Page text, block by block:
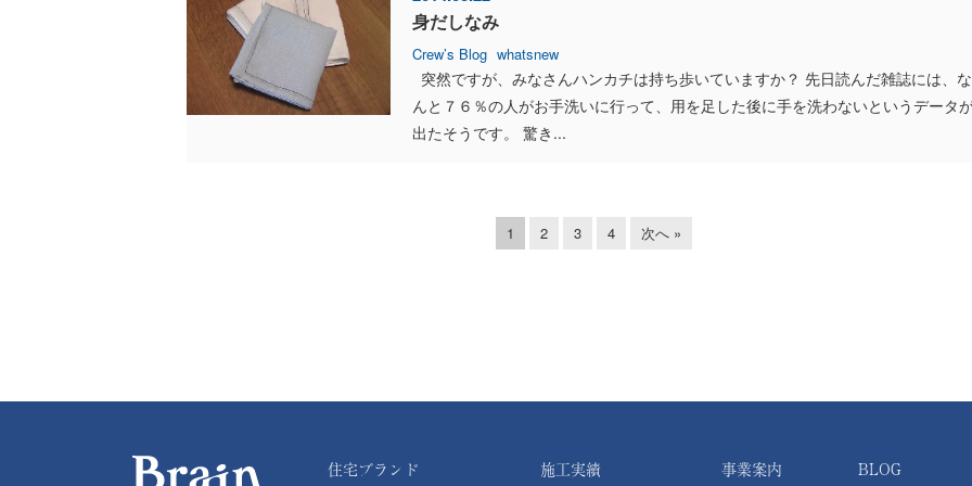
身だしなみ
Crew’s Blog whatsnew
突然ですが、みなさんハンカチは持ち歩いていますか？ 先日読んだ雑誌には、な
んと７６％の人がお手洗いに行って、用を足した後に手を洗わないというデータ
出たそうです。 驚き...
1 2 3 4 次へ »
住宅ブランド 施工実績 事業案内 BLOG